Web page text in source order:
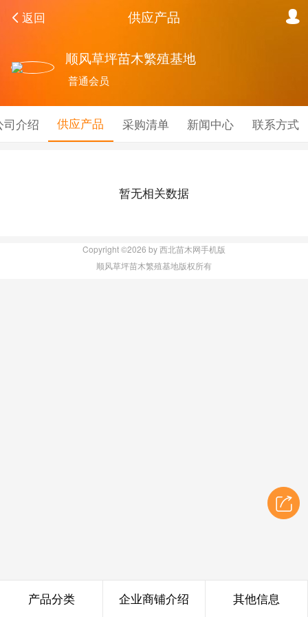
返回 供应产品
顺风草坪苗木繁殖基地
普通会员
司介绍 供应产品 采购清单 新闻中心 联系方式
暂无相关数据
Copyright ©2026 by 西北苗木网手机版
顺风草坪苗木繁殖基地版权所有
产品分类 企业商铺介绍 其他信息